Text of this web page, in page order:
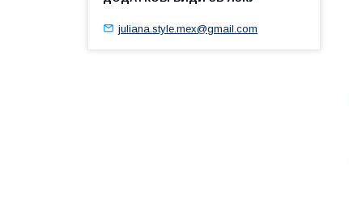
juliana.style.mex@gmail.com